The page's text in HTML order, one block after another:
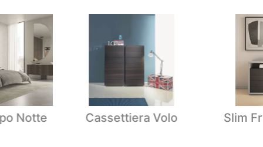
Notte Cassettiera Volo Slim